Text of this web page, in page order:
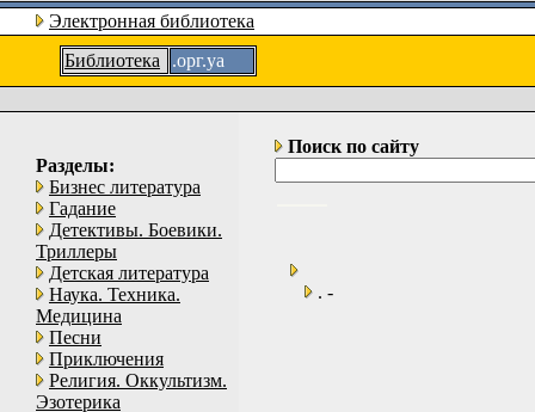
Электронная библиотека
Библиотека
.орг.уа
Разделы:
Бизнес литература
Гадание
Детективы. Боевики.
Триллеры
Детская литература
Наука. Техника.
Медицина
Песни
Приключения
Религия. Оккультизм.
Эзотерика
Поиск по сайту
. -